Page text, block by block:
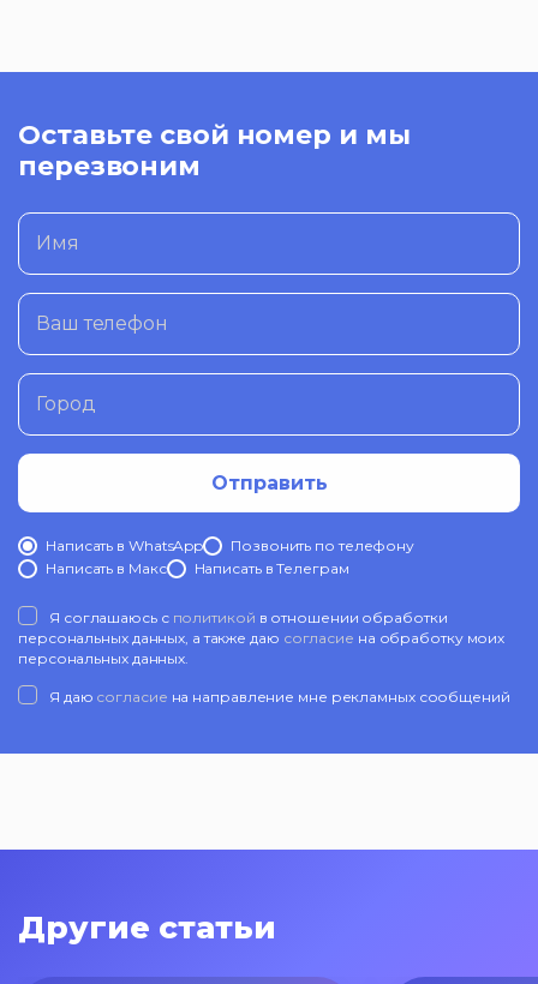
Оставьте свой номер и мы
перезвоним
Имя
Ваш телефон
Город
Отправить
Написать в WhatsApp
Позвонить по телефону
Написать в Mакс
Написать в Телеграм
Я соглашаюсь с политикой в отношении обработки
персональных данных, а также даю согласие на обработку моих
персональных данных.
Я даю согласие на направление мне рекламных сообщений
Другие статьи